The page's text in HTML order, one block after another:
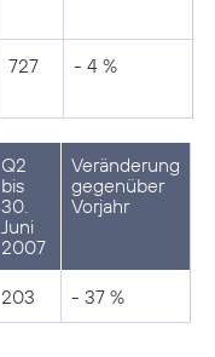
727 - 4 %
Q2
bis
30.
Juni
2007
Veränderung
gegenüber
Vorjahr
203 - 37 %